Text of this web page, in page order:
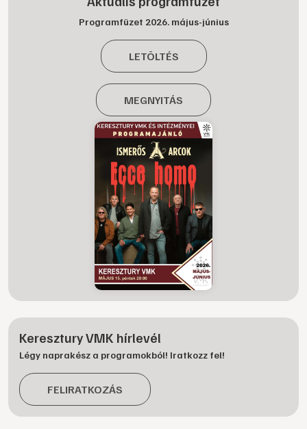
Programfüzet 2026. május-június
LETÖLTÉS
MEGNYITÁS
Keresztury VMK hírlevél
Légy naprakész a programokból! Iratkozz fel!
FELIRATKOZÁS